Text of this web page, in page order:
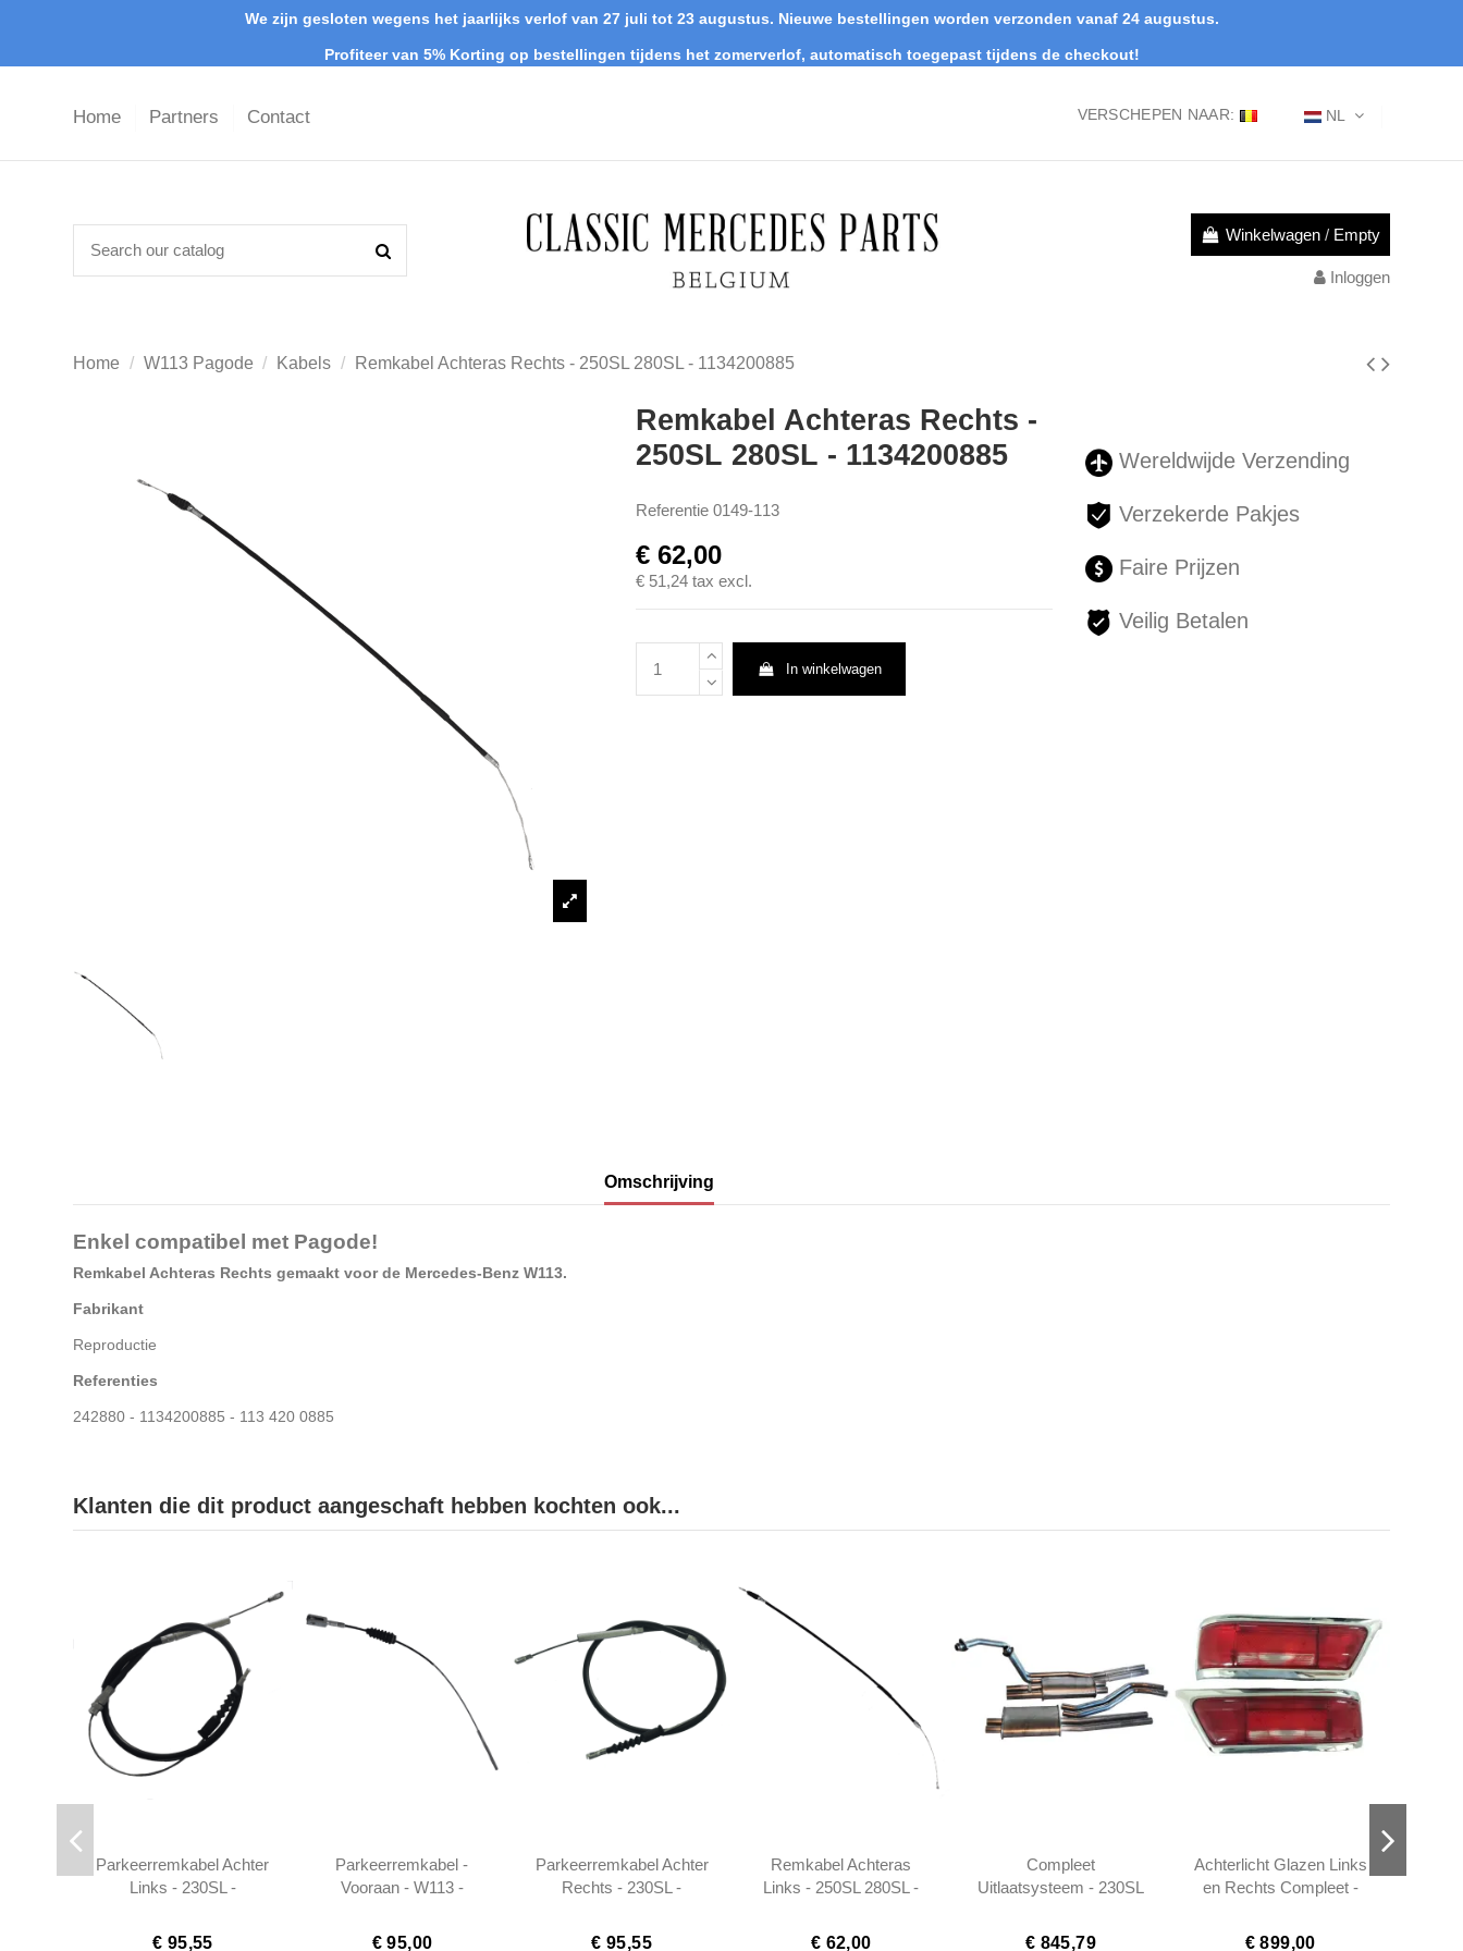
We zijn gesloten wegens het jaarlijks verlof van 27 juli tot 23 augustus. Nieuwe bestellingen worden verzonden vanaf 24 augustus.
Profiteer van 5% Korting op bestellingen tijdens het zomerverlof, automatisch toegepast tijdens de checkout!
Home Partners Contact NL
VERSCHEPEN NAAR:
Winkelwagen / Empty
Inloggen
Home W113 Pagode Kabels Remkabel Achteras Rechts - 250SL 280SL - 1134200885
Remkabel Achteras Rechts -
250SL 280SL - 1134200885
Referentie 0149-113
€ 62,00
€ 51,24 tax excl.
In winkelwagen
Wereldwijde Verzending
Verzekerde Pakjes
Faire Prijzen
Veilig Betalen
Omschrijving
Enkel compatibel met Pagode!
Remkabel Achteras Rechts gemaakt voor de Mercedes-Benz W113.
Fabrikant
Reproductie
Referenties
242880 - 1134200885 - 113 420 0885
Klanten die dit product aangeschaft hebben kochten ook...
Parkeerremkabel Achter
Links - 230SL -
€ 95,55
Parkeerremkabel -
Vooraan - W113 -
€ 95,00
Parkeerremkabel Achter
Rechts - 230SL -
€ 95,55
Remkabel Achteras
Links - 250SL 280SL -
€ 62,00
Compleet
Uitlaatsysteem - 230SL
Pagoda
€ 845,79
Achterlicht Glazen Links
en Rechts Compleet -
280SL - 1138260252 -...
€ 899,00